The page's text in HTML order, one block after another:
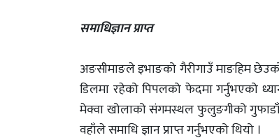
समाधिज्ञान प्राप्त
अङसीमाङले इभाङको गैरीगाउँ माङहिम
डिलमा रहेको पिपलको फेदमा गर्नुभएको
मेक्वा खोलाको संगमस्थल फुलुङगीको
वहाँले समाधि ज्ञान प्राप्त गर्नुभएको थियो ।